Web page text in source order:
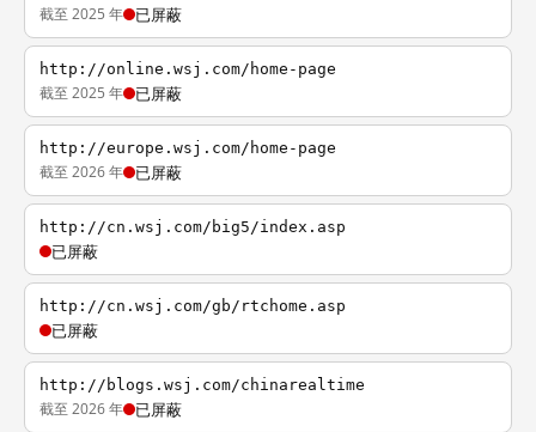
截至 2025 年 已屏蔽
http://online.wsj.com/home-page
截至 2025 年 已屏蔽
http://europe.wsj.com/home-page
截至 2026 年 已屏蔽
http://cn.wsj.com/big5/index.asp
已屏蔽
http://cn.wsj.com/gb/rtchome.asp
已屏蔽
http://blogs.wsj.com/chinarealtime
截至 2026 年 已屏蔽